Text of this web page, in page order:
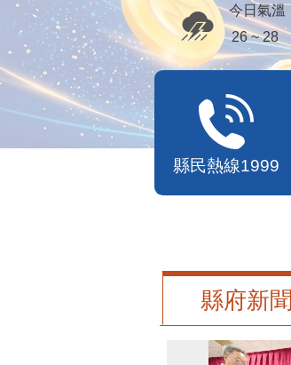
今日氣溫
26 ~ 28
縣民熱線1999
縣府新聞